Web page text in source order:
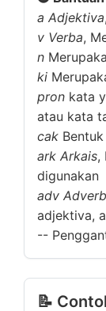
a Adjektiva
v Verba,
n
ki
pron kata
atau kata
cak
ark Arkais,
digunakan
adv
adjektiva,
--
📝